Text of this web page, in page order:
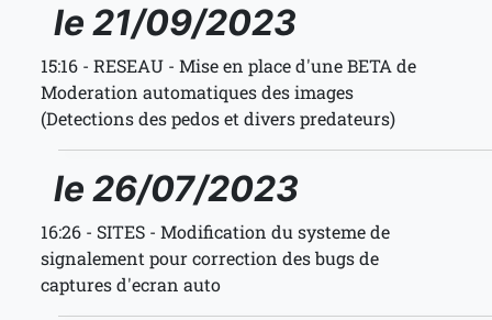
le 21/09/2023
15:16 - RESEAU - Mise en place d'une BETA de
Moderation automatiques des images
(Detections des pedos et divers predateurs)
le 26/07/2023
16:26 - SITES - Modification du systeme de
signalement pour correction des bugs de
captures d'ecran auto